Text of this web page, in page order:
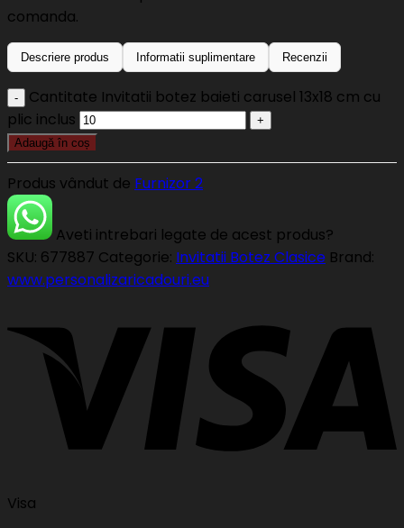
comanda.
Descriere produs Informatii suplimentare Recenzii
Cantitate Invitatii botez baieti carusel 13x18 cm cu
plic inclus
Adaugă în coș
Produs vândut de Furnizor 2
Aveti intrebari legate de acest produs?
SKU: 677887 Categorie: Invitatii Botez Clasice Brand:
www.personalizaricadouri.eu
Visa